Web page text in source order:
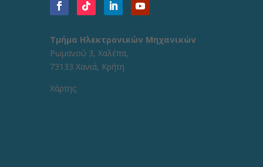
Τμήμα Ηλεκτρονικών Μηχανικών
Ρωμανού 3, Χαλέπα,
73133 Χανιά, Κρήτη
Χάρτης: